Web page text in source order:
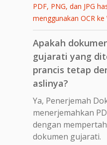
PDF, PNG, dan JPG
menggunakan OCR ke
Apakah
gujarati yang
prancis tetap
aslinya?
Ya, Penerjemah
menerjemahkan
dengan
dokumen gujarati.